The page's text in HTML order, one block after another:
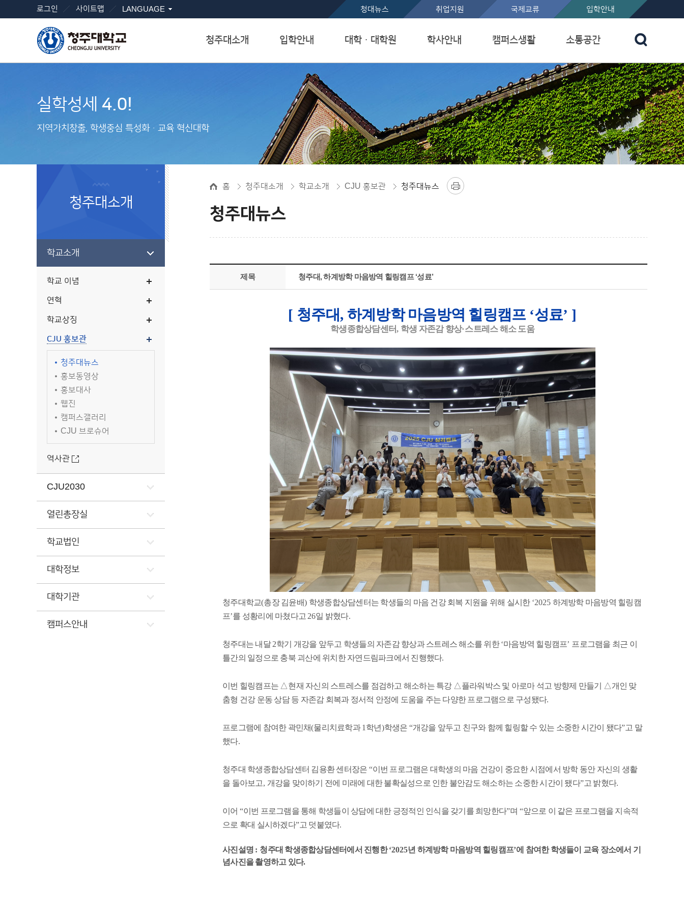
본문 바로가기
로그인 사이트맵 LANGUAGE 청대뉴스 취업지원 국제교류 입학안내
청주대소개 입학안내 대학ㆍ대학원 학사안내 캠퍼스생활 소통공간
실학성세 4.0!
지역가치창출, 학생중심 특성화ㆍ교육 혁신대학
청주대소개
학교소개
학교 이념
연혁
학교상징
CJU 홍보관
청주대뉴스
홍보동영상
홍보대사
웹진
캠퍼스갤러리
CJU 브로슈어
역사관
CJU2030
열린총장실
학교법인
대학정보
대학기관
캠퍼스안내
홈 청주대소개 학교소개 CJU 홍보관 청주대뉴스
청주대뉴스
제목 청주대, 하계방학 마음방역 힐링캠프 ‘성료’
[ 청주대, 하계방학 마음방역 힐링캠프 ‘성료’ ]
학생종합상담센터, 학생 자존감 향상·스트레스 해소 도움
청주대학교(총장 김윤배) 학생종합상담센터는 학생들의 마음 건강 회복 지원을 위해 실시한 ‘2025 하계방학 마음방역 힐링캠
프’를 성황리에 마쳤다고 26일 밝혔다.
청주대는 내달2학기 개강을 앞두고 학생들의 자존감 향상과 스트레스 해소를 위한‘마음방역 힐링캠프’ 프로그램을 최근 이
틀간의 일정으로 충북 괴산에 위치한 자연드림파크에서 진행했다.
이번 힐링캠프는 △현재 자신의 스트레스를 점검하고 해소하는 특강 △플라워박스 및 아로마 석고 방향제 만들기 △개인 맞
춤형 건강 운동 상담 등 자존감 회복과 정서적 안정에 도움을 주는 다양한 프로그램으로 구성됐다.
프로그램에 참여한 곽민채(물리치료학과1 학년)학생은 “개강을 앞두고 친구와 함께 힐링할 수 있는 소중한 시간이 됐다”고 말
했다.
청주대 학생종합상담센터 김용환 센터장은 “이번 프로그램은 대학생의 마음 건강이 중요한 시점에서 방학 동안 자신의 생활
을 돌아보고, 개강을 맞이하기 전에 미래에 대한 불확실성으로 인한 불안감도 해소하는 소중한 시간이 됐다”고 밝혔다.
이어 “이번 프로그램을 통해 학생들이 상담에 대한 긍정적인 인식을 갖기를 희망한다”며 “앞으로 이 같은 프로그램을 지속적
으로 확대 실시하겠다”고 덧붙였다.
사진설명 : 청주대 학생종합상담센터에서 진행한‘2025년 하계방학 마음방역 힐링캠프’에 참여한 학생들이 교육 장소에서 기
념사진을 촬영하고 있다.